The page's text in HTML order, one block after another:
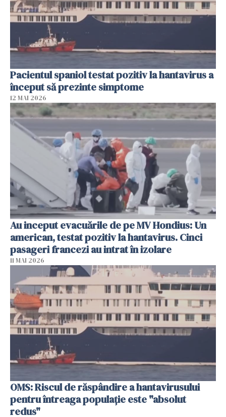
Pacientul spaniol testat pozitiv la hantavirus a
început să prezinte simptome
12 MAI 2026
Au inceput evacuările de pe MV Hondius: Un
american, testat pozitiv la hantavirus. Cinci
pasageri francezi au intrat în izolare
11 MAI 2026
OMS: Riscul de răspândire a hantavirusului
pentru întreaga populaţie este "absolut
redus"